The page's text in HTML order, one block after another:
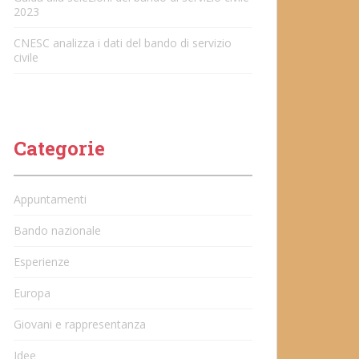
2023
CNESC analizza i dati del bando di servizio
civile
Categorie
Appuntamenti
Bando nazionale
Esperienze
Europa
Giovani e rappresentanza
Idee